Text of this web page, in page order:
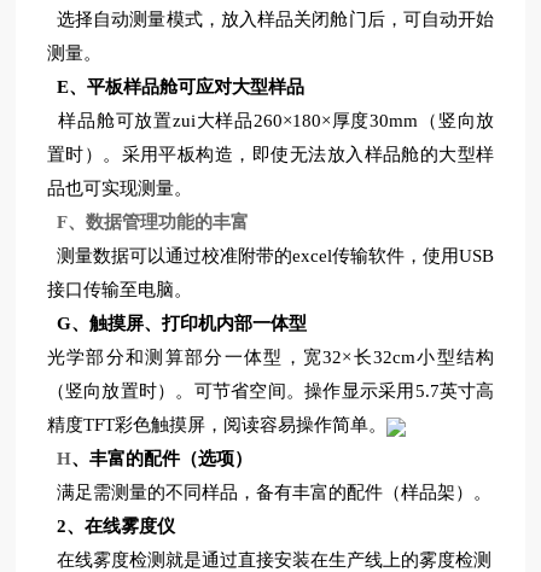
选择自动测量模式，放入样品关闭舱门后，可自动开始
测量。
E、平板样品舱可应对大型样品
样品舱可放置zui大样品260×180×厚度30mm（竖向放
置时）。采用平板构造，即使无法放入样品舱的大型样
品也可实现测量。
F、数据管理功能的丰富
测量数据可以通过校准附带的excel传输软件，使用USB
接口传输至电脑。
G、触摸屏、打印机内部一体型
光学部分和测算部分一体型，宽32×长32cm小型结构
（竖向放置时）。可节省空间。操作显示采用5.7英寸高
精度TFT彩色触摸屏，阅读容易操作简单。
H、丰富的配件（选项）
满足需测量的不同样品，备有丰富的配件（样品架）。
2、在线雾度仪
在线雾度检测就是通过直接安装在生产线上的雾度检测